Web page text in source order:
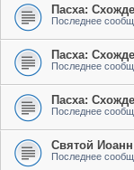
Пасха:
Последнее
Пасха:
Последнее
Пасха:
Последнее
Святой Иоанн
Последнее